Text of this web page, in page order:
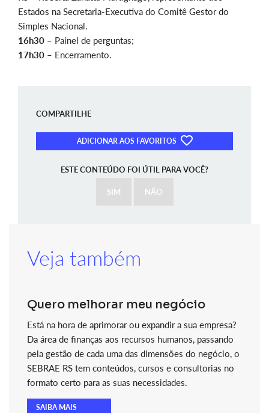
Estados na Secretaria-Executiva do Comitê Gestor do
Simples Nacional.
16h30 – Painel de perguntas;
17h30 – Encerramento.
COMPARTILHE
ADICIONAR AOS FAVORITOS
ESTE CONTEÚDO FOI ÚTIL PARA VOCÊ?
SIM NÃO
Veja também
Quero melhorar meu negócio
Está na hora de aprimorar ou expandir a sua empresa?
Da área de finanças aos recursos humanos, passando
pela gestão de cada uma das dimensões do negócio, o
SEBRAE RS tem conteúdos, cursos e consultorias no
formato certo para as suas necessidades.
SAIBA MAIS